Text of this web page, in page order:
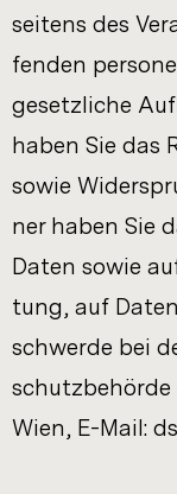
sei­tens des
fen­den
ge­setz­li­che
haben Sie das
sowie
ner haben Sie
Daten sowie
tung, auf
schwer­de bei
schutz­be­hör­de
Wien, E-​Mail: